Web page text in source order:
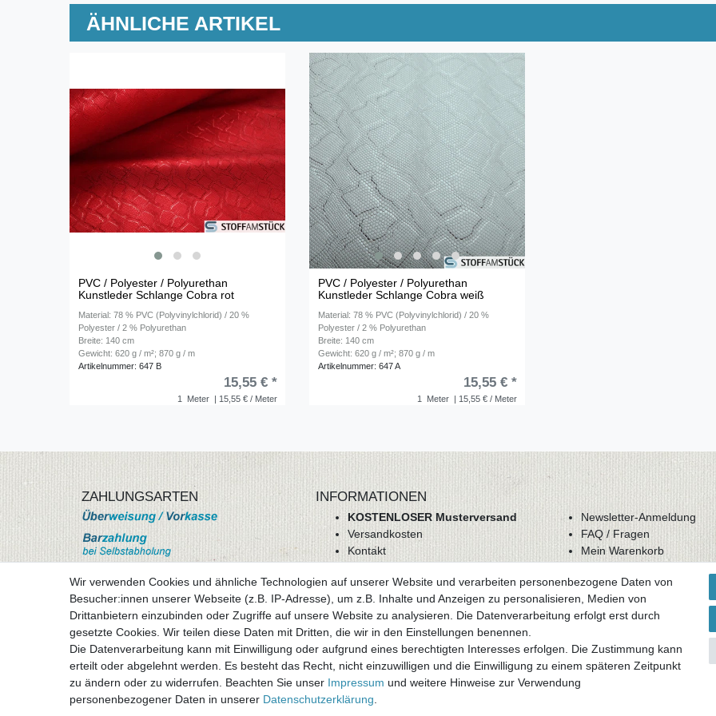
ÄHNLICHE ARTIKEL
PVC / Polyester / Polyurethan
Kunstleder Schlange Cobra rot
Material: 78 % PVC (Polyvinylchlorid) / 20 %
Polyester / 2 % Polyurethan
Breite: 140 cm
Gewicht: 620 g / m²; 870 g / m
Artikelnummer: 647 B
1 Meter | 15,55 € / Meter
15,55 € *
PVC / Polyester / Polyurethan
Kunstleder Schlange Cobra weiß
Material: 78 % PVC (Polyvinylchlorid) / 20 %
Polyester / 2 % Polyurethan
Breite: 140 cm
Gewicht: 620 g / m²; 870 g / m
Artikelnummer: 647 A
1 Meter | 15,55 € / Meter
15,55 € *
ZAHLUNGSARTEN
mehr Informationen
Besuchen sie uns auf
INFORMATIONEN
KOSTENLOSER Musterversand
Versandkosten
Kontakt
AGB
Datenschutz
Impressum
Vertrag widerrufen
Newsletter-Anmeldung
FAQ / Fragen
Mein Warenkorb
Mein Konto
Wir verwenden Cookies und ähnliche Technologien auf unserer Website und verarbeiten personenbezogene Daten von
Besucher:innen unserer Webseite (z.B. IP-Adresse), um z.B. Inhalte und Anzeigen zu personalisieren, Medien von
Drittanbietern einzubinden oder Zugriffe auf unsere Website zu analysieren. Die Datenverarbeitung erfolgt erst durch
gesetzte Cookies. Wir teilen diese Daten mit Dritten, die wir in den Einstellungen benennen.
Die Datenverarbeitung kann mit Einwilligung oder aufgrund eines berechtigten Interesses erfolgen. Die Zustimmung kann
erteilt oder abgelehnt werden. Es besteht das Recht, nicht einzuwilligen und die Einwilligung zu einem späteren Zeitpunkt
zu ändern oder zu widerrufen. Beachten Sie unser Impressum und weitere Hinweise zur Verwendung
personenbezogener Daten in unserer Daten­schutz­erklärung